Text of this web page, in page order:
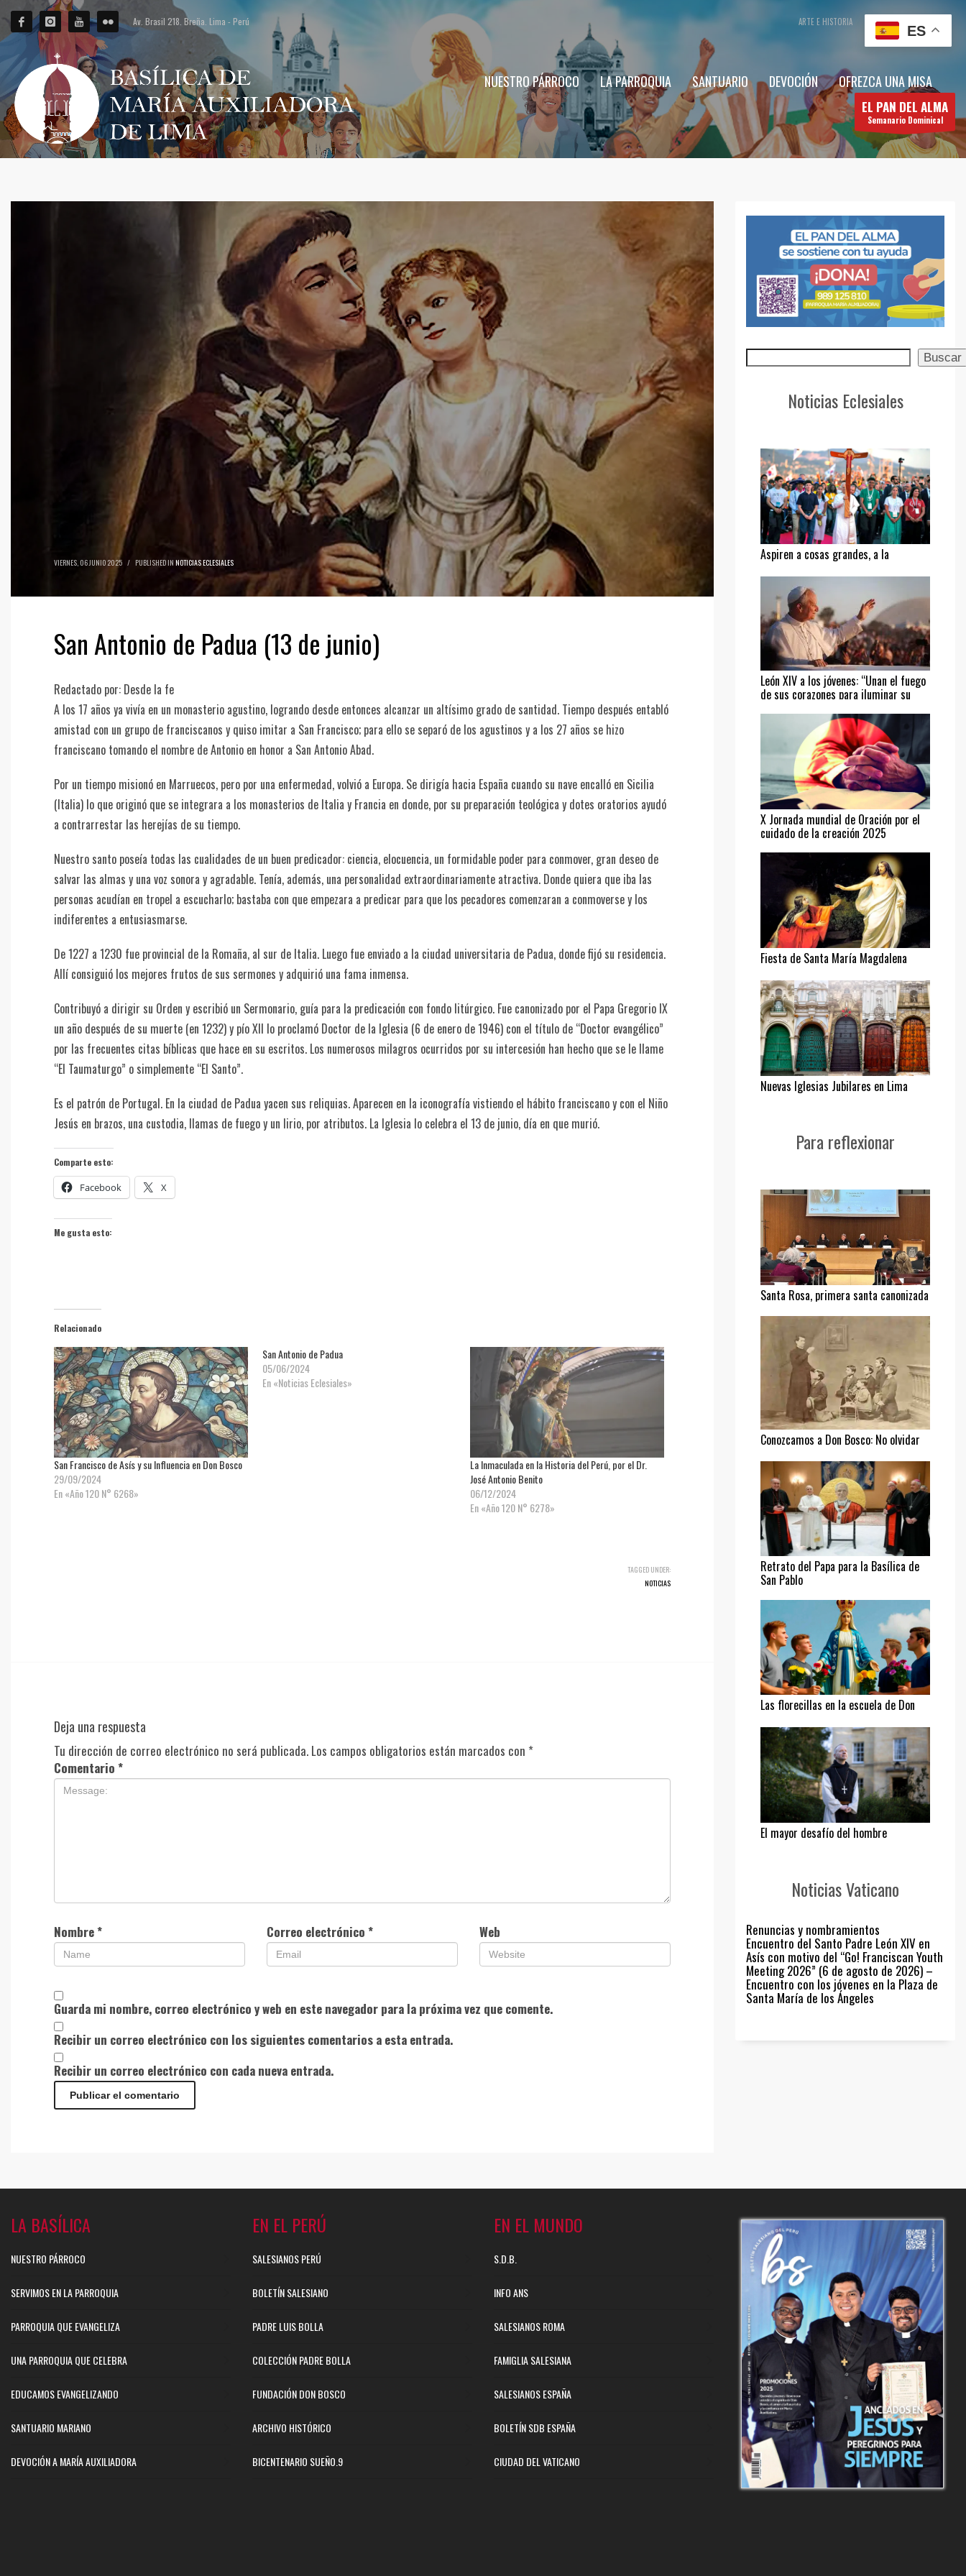
Av. Brasil 218. Breña. Lima - Perú ARTE E HISTORIA CONTÁCTENOS
NUESTRO PÁRROCO LA PARROQUIA SANTUARIO DEVOCIÓN OFREZCA UNA MISA
EL PAN DEL ALMA
Semanario Dominical
VIERNES, 06 JUNIO 2025 / PUBLISHED IN NOTICIAS ECLESIALES
San Antonio de Padua (13 de junio)
Redactado por: Desde la fe
A los 17 años ya vivía en un monasterio agustino, logrando desde entonces alcanzar un altísimo grado de santidad. Tiempo después entabló
amistad con un grupo de franciscanos y quiso imitar a San Francisco; para ello se separó de los agustinos y a los 27 años se hizo
franciscano tomando el nombre de Antonio en honor a San Antonio Abad.
Por un tiempo misionó en Marruecos, pero por una enfermedad, volvió a Europa. Se dirigía hacia España cuando su nave encalló en Sicilia
(Italia) lo que originó que se integrara a los monasterios de Italia y Francia en donde, por su preparación teológica y dotes oratorios ayudó
a contrarrestar las herejías de su tiempo.
Nuestro santo poseía todas las cualidades de un buen predicador: ciencia, elocuencia, un formidable poder para conmover, gran deseo de
salvar las almas y una voz sonora y agradable. Tenía, además, una personalidad extraordinariamente atractiva. Donde quiera que iba las
personas acudían en tropel a escucharlo; bastaba con que empezara a predicar para que los pecadores comenzaran a conmoverse y los
indiferentes a entusiasmarse.
De 1227 a 1230 fue provincial de la Romaña, al sur de Italia. Luego fue enviado a la ciudad universitaria de Padua, donde fijó su residencia.
Allí consiguió los mejores frutos de sus sermones y adquirió una fama inmensa.
Contribuyó a dirigir su Orden y escribió un Sermonario, guía para la predicación con fondo litúrgico. Fue canonizado por el Papa Gregorio IX
un año después de su muerte (en 1232) y pío XII lo proclamó Doctor de la Iglesia (6 de enero de 1946) con el título de “Doctor evangélico”
por las frecuentes citas bíblicas que hace en su escritos. Los numerosos milagros ocurridos por su intercesión han hecho que se le llame
“El Taumaturgo” o simplemente “El Santo”.
Es el patrón de Portugal. En la ciudad de Padua yacen sus reliquias. Aparecen en la iconografía vistiendo el hábito franciscano y con el Niño
Jesús en brazos, una custodia, llamas de fuego y un lirio, por atributos. La Iglesia lo celebra el 13 de junio, día en que murió.
Comparte esto:
Facebook X
Me gusta esto:
Relacionado
San Francisco de Asís y su Influencia en Don Bosco
29/09/2024
En «Año 120 N° 6268»
San Antonio de Padua
05/06/2024
En «Noticias Eclesiales»
La Inmaculada en la Historia del Perú, por el Dr.
José Antonio Benito
06/12/2024
En «Año 120 N° 6278»
TAGGED UNDER:
NOTICIAS
Deja una respuesta
Tu dirección de correo electrónico no será publicada. Los campos obligatorios están marcados con *
Comentario *
Nombre* Correo electrónico * Web
Guarda mi nombre, correo electrónico y web en este navegador para la próxima vez que comente.
Recibir un correo electrónico con los siguientes comentarios a esta entrada.
Recibir un correo electrónico con cada nueva entrada.
Buscar Buscar
Noticias Eclesiales
Aspiren a cosas grandes, a la
León XIV a los jóvenes: “Unan el fuego
de sus corazones para iluminar su
X Jornada mundial de Oración por el
cuidado de la creación 2025
Fiesta de Santa María Magdalena
Nuevas Iglesias Jubilares en Lima
Para reflexionar
Santa Rosa, primera santa canonizada
Conozcamos a Don Bosco: No olvidar
Retrato del Papa para la Basílica de
San Pablo
Las florecillas en la escuela de Don
El mayor desafío del hombre
Noticias Vaticano
Renuncias y nombramientos
Encuentro del Santo Padre León XIV en
Asís con motivo del “Go! Franciscan Youth
Meeting 2026” (6 de agosto de 2026) –
Encuentro con los jóvenes en la Plaza de
Santa María de los Ángeles
LA BASÍLICA
NUESTRO PÁRROCO
SERVIMOS EN LA PARROQUIA
PARROQUIA QUE EVANGELIZA
UNA PARROQUIA QUE CELEBRA
EDUCAMOS EVANGELIZANDO
SANTUARIO MARIANO
DEVOCIÓN A MARÍA AUXILIADORA
EN EL PERÚ
SALESIANOS PERÚ
BOLETÍN SALESIANO
PADRE LUIS BOLLA
COLECCIÓN PADRE BOLLA
FUNDACIÓN DON BOSCO
ARCHIVO HISTÓRICO
BICENTENARIO SUEÑO.9
EN EL MUNDO
S.D.B.
INFO ANS
SALESIANOS ROMA
FAMIGLIA SALESIANA
SALESIANOS ESPAÑA
BOLETÍN SDB ESPAÑA
CIUDAD DEL VATICANO
ES